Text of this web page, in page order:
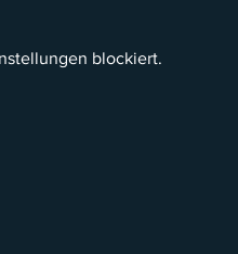
blockiert.